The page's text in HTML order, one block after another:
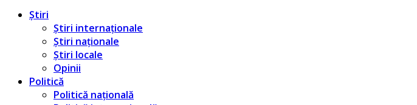
Știri
Știri internaționale
Știri naționale
Știri locale
Opinii
Politică
Politică națională